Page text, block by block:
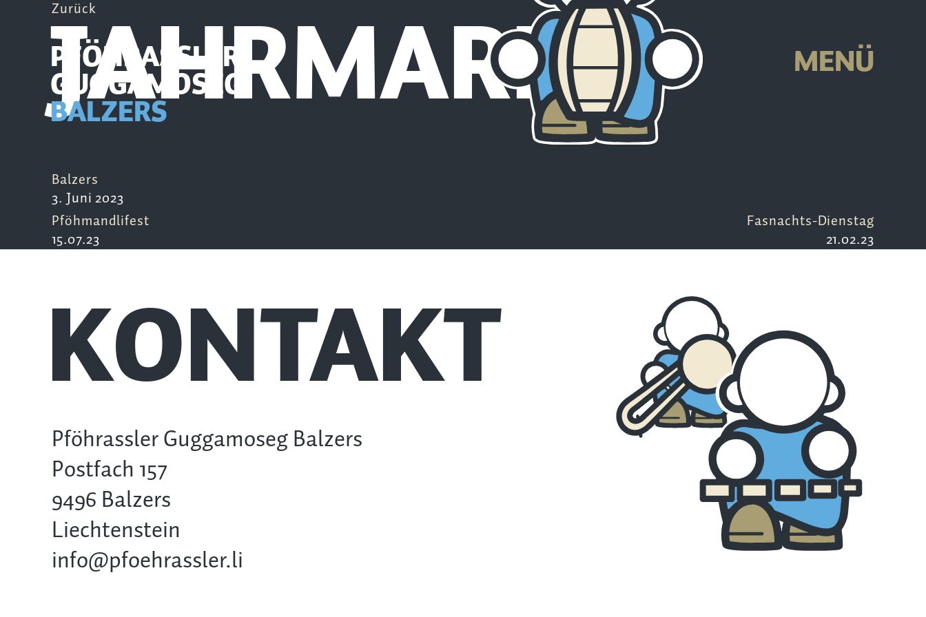
PFÖHRASSLER
GUGGAMOSEG
BALZERS
MENÜ
Zurück
JAHRMARKT
Balzers
3. Juni 2023
Pföhmandlifest
15.07.23
Fasnachts-Dienstag
21.02.23
KONTAKT
Pföhrassler Guggamoseg Balzers
Postfach 157
9496 Balzers
Liechtenstein
info@pfoehrassler.li